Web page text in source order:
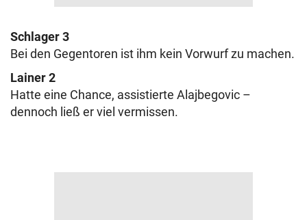
Schlager 3
Bei den Gegentoren ist ihm kein Vorwurf zu machen.
Lainer 2
Hatte eine Chance, assistierte Alajbegovic –
dennoch ließ er viel vermissen.